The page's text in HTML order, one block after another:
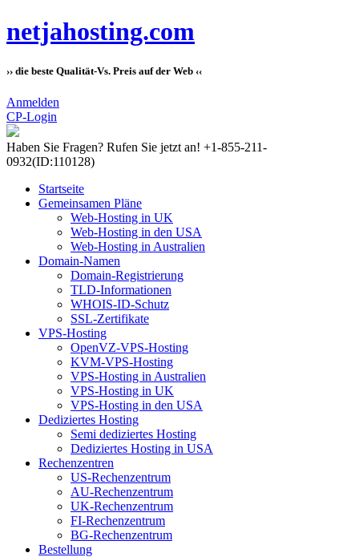
netjahosting.com
›› die beste Qualität-Vs. Preis auf der Web ‹‹
Anmelden
CP-Login
Haben Sie Fragen? Rufen Sie jetzt an! +1-855-211-
0932(ID:110128)
Startseite
Gemeinsamen Pläne
Web-Hosting in UK
Web-Hosting in den USA
Web-Hosting in Australien
Domain-Namen
Domain-Registrierung
TLD-Informationen
WHOIS-ID-Schutz
SSL-Zertifikate
VPS-Hosting
OpenVZ-VPS-Hosting
KVM-VPS-Hosting
VPS-Hosting in Australien
VPS-Hosting in UK
VPS-Hosting in den USA
Dediziertes Hosting
Semi dediziertes Hosting
Dediziertes Hosting in USA
Rechenzentren
US-Rechenzentrum
AU-Rechenzentrum
UK-Rechenzentrum
FI-Rechenzentrum
BG-Rechenzentrum
Bestellung